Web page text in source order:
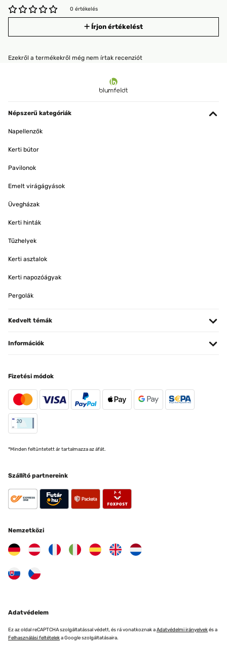
0 értékelés
Írjon értékelést
Ezekről a termékekről még nem írtak recenziót
Népszerű kategóriák
Napellenzők
Kerti bútor
Pavilonok
Emelt virágágyások
Üvegházak
Kerti hinták
Tűzhelyek
Kerti asztalok
Kerti napozóágyak
Pergolák
Kedvelt témák
Információk
Fizetési módok
*Minden feltüntetett ár tartalmazza az áfát.
Szállító partnereink
Nemzetközi
Adatvédelem
Ez az oldal reCAPTCHA szolgáltatással védett, és rá vonatkoznak aAdatvédelmi irányelvekés a
Felhasználási feltételeka Google szolgáltatásaira.